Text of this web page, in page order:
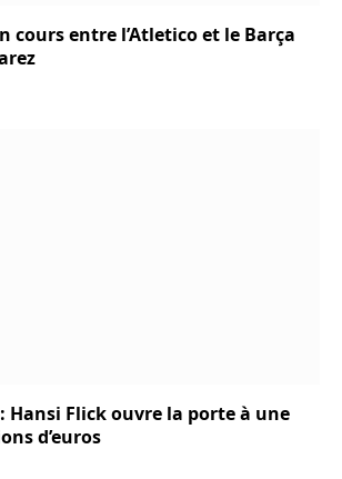
cours entre l’Atletico et le Barça
Hansi Flick ouvre la porte à une
d’euros